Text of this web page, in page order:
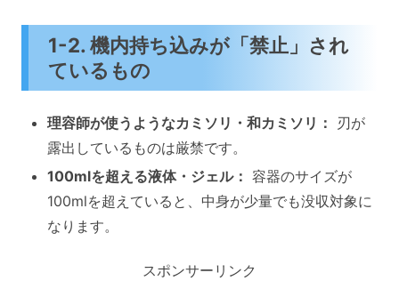
1-2. 機内持ち込みが「禁止」され
ているもの
理容師が使うようなカミソリ・和カミソリ：
刃が
露出しているものは厳禁です。
100mlを超える液体・ジェル： 容器のサイズが
100mlを超えていると、中身が少量でも没収対象に
なります。
スポンサーリンク